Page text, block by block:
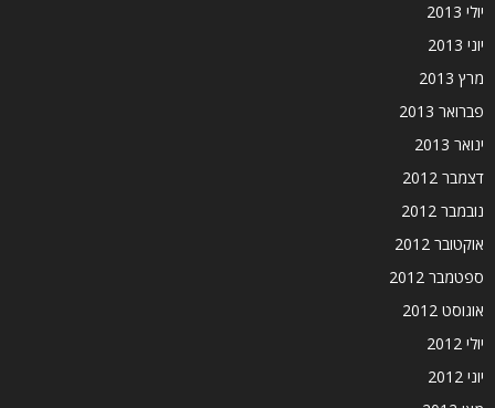
יולי 2013
יוני 2013
מרץ 2013
פברואר 2013
ינואר 2013
דצמבר 2012
נובמבר 2012
אוקטובר 2012
ספטמבר 2012
אוגוסט 2012
יולי 2012
יוני 2012